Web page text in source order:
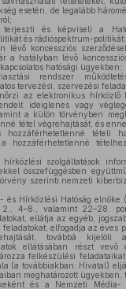
esetén, de legalább
és képviseli a
és rádióspektrum-politikát;
lévő koncessziós
a hatályban lévő
hatósági ügyekben;
rendszer
tervezési, szervezési
az elektronikus hírközlő
ideiglenes vagy
a külön törvényben
tétel végrehajtását, és
tételi
hozzáférhetetlenné
szolgáltatások
összefüggésben
szerinti nemzeti
és Hírközlési Hatóság elnöke
2., 4–8., valamint 22–28.
ellátja az egyéb,
feladatokat, elfogadja az éves
továbbá
ellátásában részt vevő
felkészülési
(a továbbiakban: Hivatal)
meghatározott ügyekben,
és a Nemzeti Média-